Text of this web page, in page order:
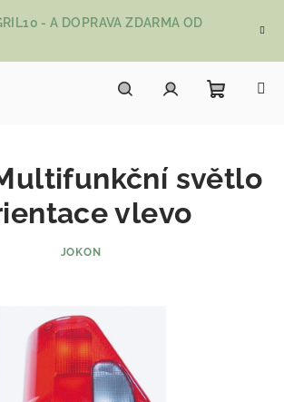
- A DOPRAVA ZDARMA OD
světlo
vlevo
JOKON